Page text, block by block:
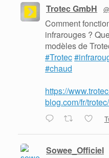
Trotec GmbH
Comment
infrarouges ?
modèles de
#Trotec
#chaud
https://
blog.com/fr/
Sowee_Officiel